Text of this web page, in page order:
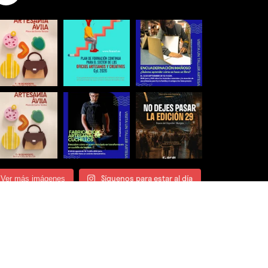
Ver más imágenes Síguenos para estar al día